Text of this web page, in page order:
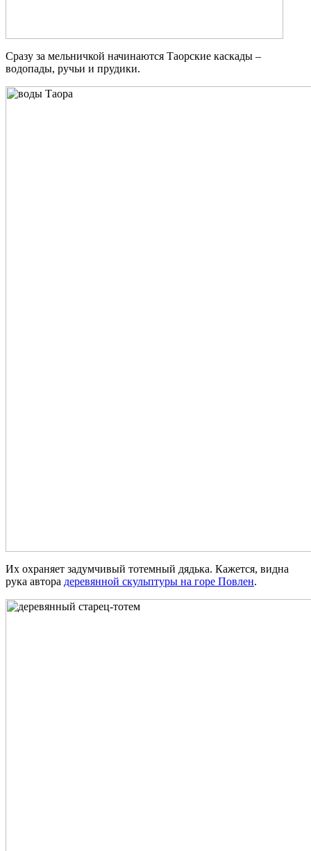
Сразу за мельничкой начинаются Таорские каскады –
водопады, ручьи и прудики.
Их охраняет задумчивый тотемный дядька. Кажется, видна
рука автора деревянной скульптуры на горе Повлен.